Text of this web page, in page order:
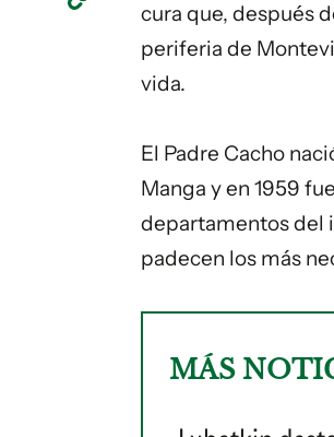
cura que, después
periferia de
vida.
El Padre Cacho
Manga y en 1959
departamentos del
padecen los más
MÁS